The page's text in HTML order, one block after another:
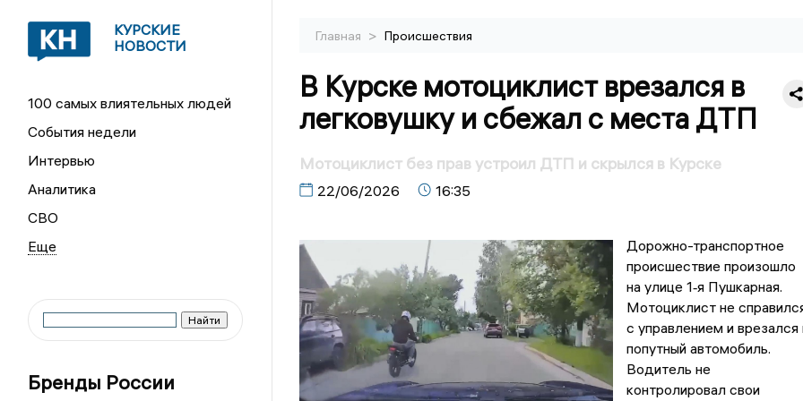
КУРСКИЕ
НОВОСТИ
100 самых влиятельных людей
События недели
Интервью
Аналитика
СВО
Бренды России
Главная > Происшествия
В Курске мотоциклист врезался в
легковушку и сбежал с места ДТП
Мотоциклист без прав устроил ДТП и скрылся в Курске
22/06/2026 16:35
Дорожно-транспортное
происшествие произошло
на улице 1‑я Пушкарная.
Мотоциклист не
с управлением и врезался
попутный автомобиль.
Водитель не
контролировал свои